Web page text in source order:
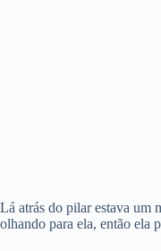
Lá atrás do pilar estava um
olhando para ela, então ela